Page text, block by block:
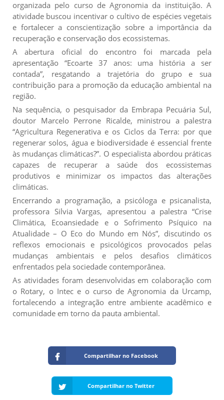
organizada pelo curso de Agronomia da instituição. A
atividade buscou incentivar o cultivo de espécies vegetais
e fortalecer a conscientização sobre a importância da
recuperação e conservação dos ecossistemas.
A abertura oficial do encontro foi marcada pela
apresentação “Ecoarte 37 anos: uma história a ser
contada”, resgatando a trajetória do grupo e sua
contribuição para a promoção da educação ambiental na
região.
Na sequência, o pesquisador da Embrapa Pecuária Sul,
doutor Marcelo Perrone Ricalde, ministrou a palestra
“Agricultura Regenerativa e os Ciclos da Terra: por que
regenerar solos, água e biodiversidade é essencial frente
às mudanças climáticas?”. O especialista abordou práticas
capazes de recuperar a saúde dos ecossistemas
produtivos e minimizar os impactos das alterações
climáticas.
Encerrando a programação, a psicóloga e psicanalista,
professora Silvia Vargas, apresentou a palestra “Crise
Climática, Ecoansiedade e o Sofrimento Psíquico na
Atualidade – O Eco do Mundo em Nós”, discutindo os
reflexos emocionais e psicológicos provocados pelas
mudanças ambientais e pelos desafios climáticos
enfrentados pela sociedade contemporânea.
As atividades foram desenvolvidas em colaboração com
o Rotary, o Intec e o curso de Agronomia da Urcamp,
fortalecendo a integração entre ambiente acadêmico e
comunidade em torno da pauta ambiental.
Compartilhar no Facebook
Compartilhar no Twitter